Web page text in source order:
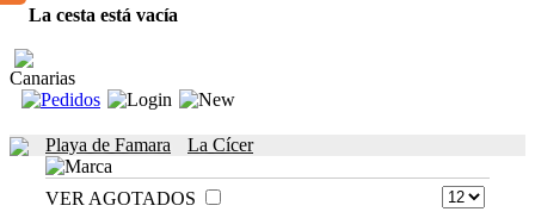
La cesta está vacía
Canarias
Playa de Famara La Cícer
VER AGOTADOS